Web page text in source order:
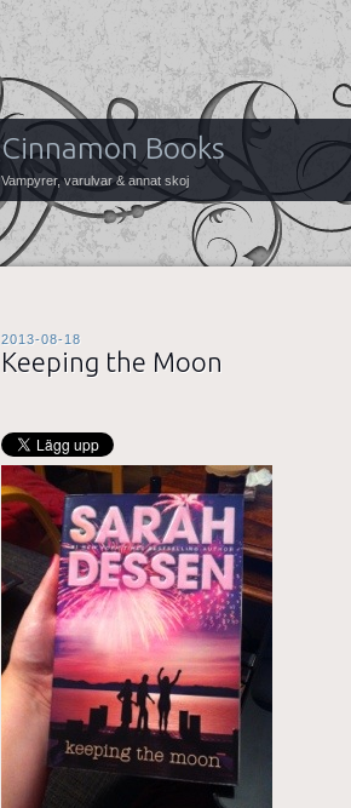
Cinnamon Books
Vampyrer, varulvar & annat skoj
2013-08-18
Keeping the Moon